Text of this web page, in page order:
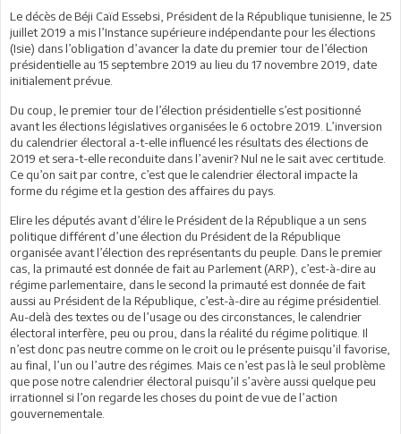
Le décès de Béji Caïd Essebsi, Président de la République tunisienne, le 25
juillet 2019 a mis l’Instance supérieure indépendante pour les élections
(Isie) dans l’obligation d’avancer la date du premier tour de l’élection
présidentielle au 15 septembre 2019 au lieu du 17 novembre 2019, date
initialement prévue.
Du coup, le premier tour de l’élection présidentielle s’est positionné
avant les élections législatives organisées le 6 octobre 2019. L’inversion
du calendrier électoral a-t-elle influencé les résultats des élections de
2019 et sera-t-elle reconduite dans l’avenir? Nul ne le sait avec certitude.
Ce qu’on sait par contre, c’est que le calendrier électoral impacte la
forme du régime et la gestion des affaires du pays.
Elire les députés avant d’élire le Président de la République a un sens
politique différent d’une élection du Président de la République
organisée avant l’élection des représentants du peuple. Dans le premier
cas, la primauté est donnée de fait au Parlement (ARP), c’est-à-dire au
régime parlementaire, dans le second la primauté est donnée de fait
aussi au Président de la République, c’est-à-dire au régime présidentiel.
Au-delà des textes ou de l’usage ou des circonstances, le calendrier
électoral interfère, peu ou prou, dans la réalité du régime politique. Il
n’est donc pas neutre comme on le croit ou le présente puisqu’il favorise,
au final, l’un ou l’autre des régimes. Mais ce n’est pas là le seul problème
que pose notre calendrier électoral puisqu’il s’avère aussi quelque peu
irrationnel si l’on regarde les choses du point de vue de l’action
gouvernementale.